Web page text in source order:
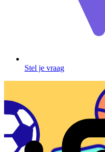
Stel je vraag